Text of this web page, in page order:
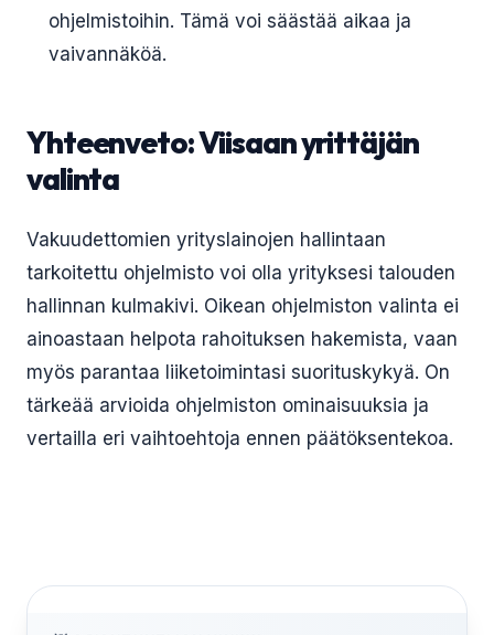
ohjelmistoihin. Tämä voi säästää aikaa ja
vaivannäköä.
Yhteenveto: Viisaan yrittäjän
valinta
Vakuudettomien yrityslainojen hallintaan
tarkoitettu ohjelmisto voi olla yrityksesi talouden
hallinnan kulmakivi. Oikean ohjelmiston valinta ei
ainoastaan helpota rahoituksen hakemista, vaan
myös parantaa liiketoimintasi suorituskykyä. On
tärkeää arvioida ohjelmiston ominaisuuksia ja
vertailla eri vaihtoehtoja ennen päätöksentekoa.